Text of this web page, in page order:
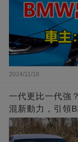
2024/11/18
一代更比一代強
混新動力，引領B